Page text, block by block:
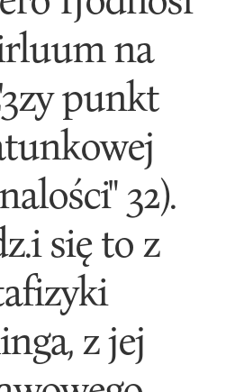
na
punkt
32).
się to z
z jej